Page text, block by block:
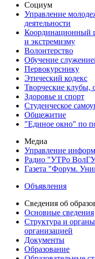
Социум
Управление
деятельности
Координационный
и экстремизму
Волонтерство
Обучение
Первокурснику
Этический кодекс
Творческие клубы,
Здоровье и спорт
Студенческое
Общежитие
"Единое окно" по
Медиа
Управление
Радио "УТРо
Газета "Форум.
Объявления
Сведения об
Основные сведения
Структура и
организацией
Документы
Образование